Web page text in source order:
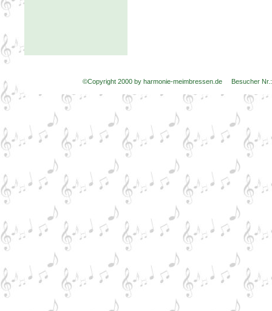
©Copyright 2000 by harmonie-meimbressen.de Besucher